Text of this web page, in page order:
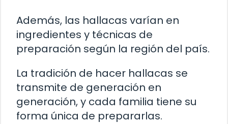
Además, las hallacas varían en
ingredientes y técnicas de
preparación según la región del país.
La tradición de hacer hallacas se
transmite de generación en
generación, y cada familia tiene su
forma única de prepararlas.